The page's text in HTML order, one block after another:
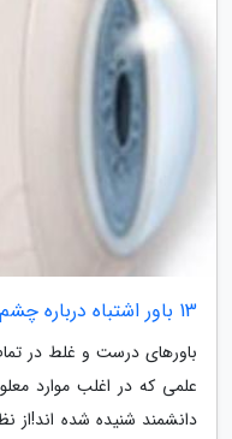
13 باور اشتباه درباره چشم
باورهای درست و غلط در
علمی که در اغلب موارد
دانشمند شنیده شده اند!از